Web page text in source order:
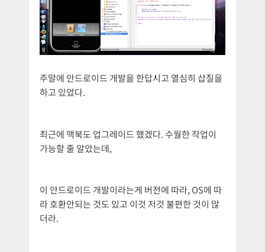
주말에 안드로이드 개발을 한답시고 열심히 삽질을
하고 있었다.
최근에 맥북도 업그레이드 했겠다. 수월한 작업이
가능할 줄 알았는데,
이 안드로이드 개발이라는게 버전에 따라, OS에 따
라 호환안되는 것도 있고 이것 저것 불편한 것이 많
더라.